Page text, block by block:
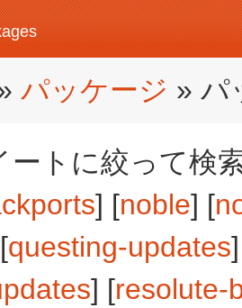
パッケージ » パ
ートに絞って検
] [noble] [
questing-updates
] [resolute-